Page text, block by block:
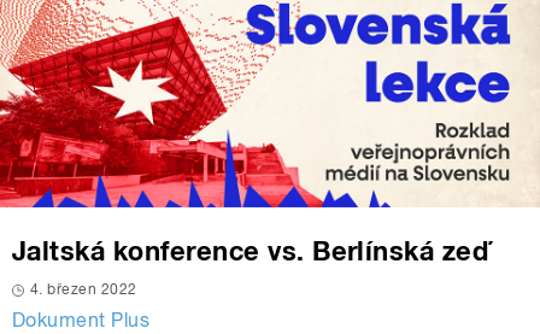
Jaltská konference vs. Berlínská zeď
4. březen 2022
Dokument Plus